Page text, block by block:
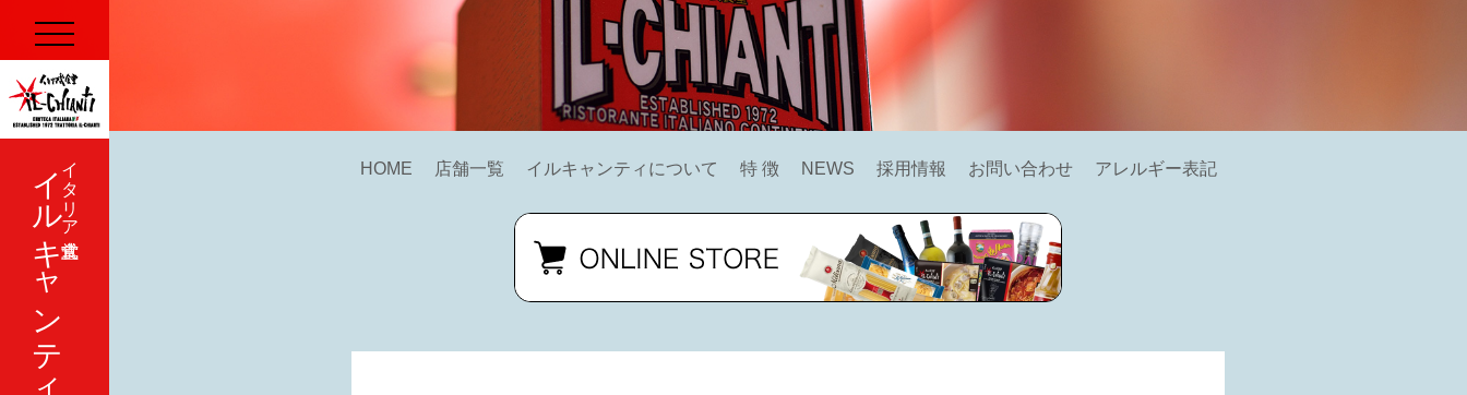
イタリア式食堂
イルキャンティ HOME 店舗一覧 イルキャンティについて 特 徴 NEWS 採用情報 お問い合わせ アレルギー表記